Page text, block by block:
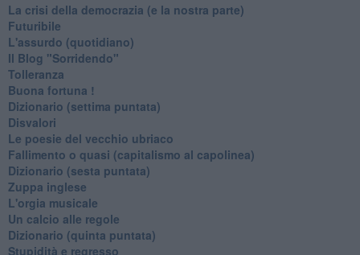
La crisi della democrazia (e la nostra parte)
Futuribile
L'assurdo (quotidiano)
Il Blog "Sorridendo"
Tolleranza
Buona fortuna !
​Dizionario (settima puntata)
Disvalori
Le poesie del vecchio ubriaco
Fallimento o quasi (capitalismo al capolinea)
Dizionario (sesta puntata)
Zuppa inglese
L'orgia musicale
Un calcio alle regole
Dizionario (quinta puntata)
Stupidità e regresso